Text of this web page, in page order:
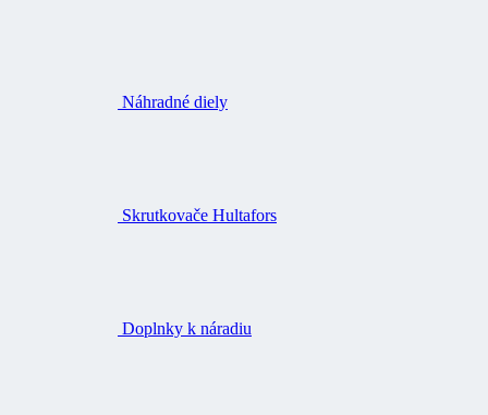
Náhradné diely
Skrutkovače Hultafors
Doplnky k náradiu